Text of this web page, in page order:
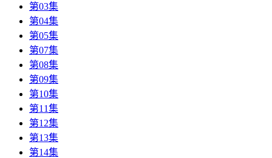
第03集
第04集
第05集
第07集
第08集
第09集
第10集
第11集
第12集
第13集
第14集